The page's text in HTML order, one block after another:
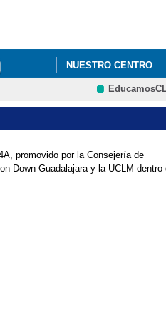
NUESTRO CENTRO
PLAN DE
aquí
promovido por la Consejería de
Down Guadalajara y la UCLM dentro